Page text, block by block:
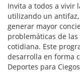
Invita a todos a vivir
utilizando un
generar mayor
problemáticas de
cotidiana. Este
desarrolla en forma
Deportes para Ciegos